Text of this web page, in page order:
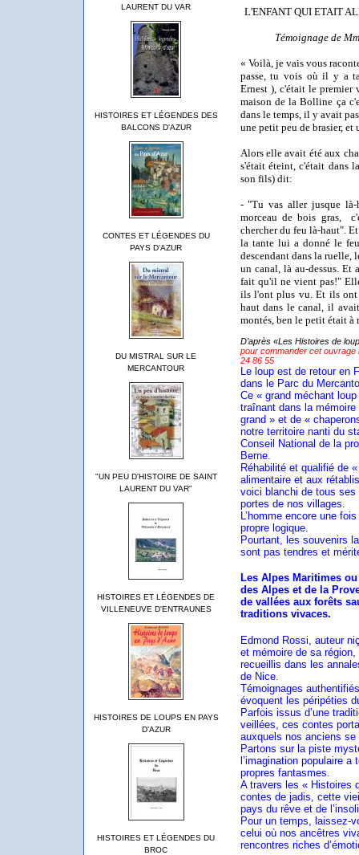
LAURENT DU VAR
HISTOIRES ET LÉGENDES DES
BALCONS D'AZUR
CONTES ET LÉGENDES DU
PAYS D'AZUR
DU MISTRAL SUR LE
MERCANTOUR
"UN PEU D'HISTOIRE DE SAINT
LAURENT DU VAR"
HISTOIRES ET LÉGENDES DE
VILLENEUVE D'ENTRAUNES
HISTOIRES DE LOUPS EN PAYS
D'AZUR
HISTOIRES ET LÉGENDES DU
BROC
L'ENFANT QUI ETAIT
Témoignage de
« Voilà, je vais vous
passe, tu vois où il y a
Ernest ), c'était le
maison de la Bolline ça
dans le temps, il y avait
une petit peu de brasier, et
Alors elle avait été aux
s'était éteint, c'était dans
son fils) dit:
- "Tu vas aller jusque
morceau de bois gras,
chercher du feu là-haut".
la tante lui a donné le
descendant dans la ruelle,
un canal, là au-dessus. Et
fait qu'il ne vient pas!"
ils l'ont plus vu. Et ils
haut dans le canal, il
montés, ben le petit était à
D’après «Les Histoires de
pour commander cet ouvrage
24 86 55
Le loup est de retour en
dans le Parc du
Ce « grand méchant
traînant dans la
grand » et de «
notre territoire nanti du
Conseil National de la
Berne.
Réhabilité et qualifié de
alimentaire et aux
voici blanchi de tous
portes de nos villages.
L’homme encore une
propre logique.
Pourtant, les souvenirs
sont pas tendres et
Les Alpes Maritimes
des Alpes et de la
de vallées aux forêts
traditions vivaces.
Edmond Rossi, auteur
et mémoire de sa
recueillis dans les
de Nice.
Témoignages
évoquent les péripéties
Parfois issus d’une
veillées, ces contes
auxquels nos anciens
Partons sur la piste
l’imagination populaire
propres fantasmes.
A travers les « Histoires
contes de jadis, cette
pays du rêve et de
Pour un temps, laissez-
celui où nos ancêtres
rencontres riches